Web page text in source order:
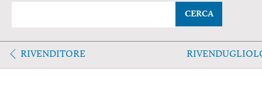
CERCA
RIVENDITORE